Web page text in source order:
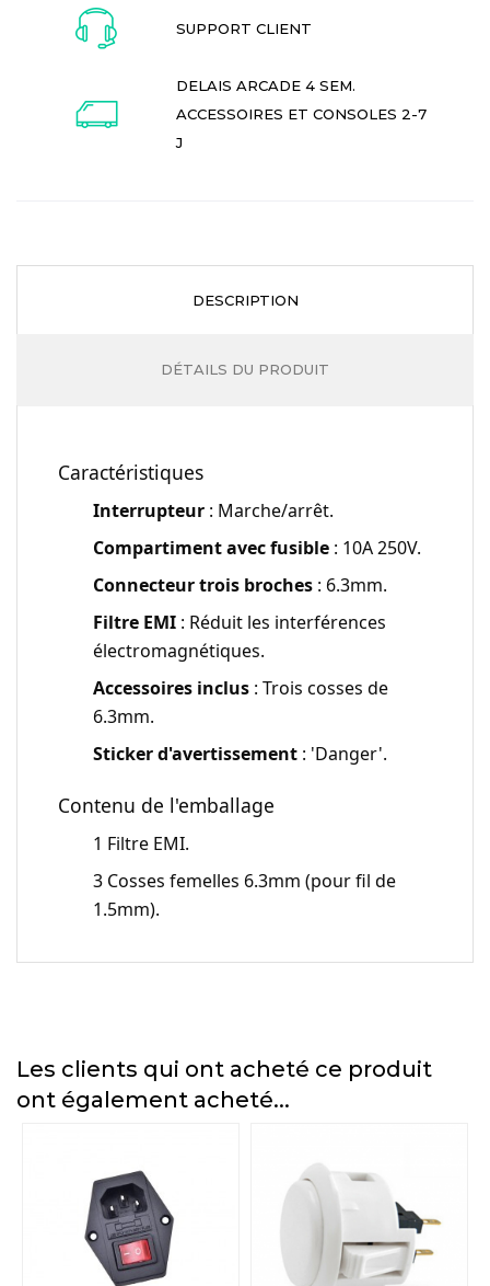
SUPPORT CLIENT
DELAIS ARCADE 4 SEM.
ACCESSOIRES ET CONSOLES 2-7
J
DESCRIPTION
DÉTAILS DU PRODUIT
Caractéristiques
Interrupteur : Marche/arrêt.
Compartiment avec fusible : 10A 250V.
Connecteur trois broches : 6.3mm.
Filtre EMI : Réduit les interférences
électromagnétiques.
Accessoires inclus : Trois cosses de
6.3mm.
Sticker d'avertissement : 'Danger'.
Contenu de l'emballage
1 Filtre EMI.
3 Cosses femelles 6.3mm (pour fil de
1.5mm).
Les clients qui ont acheté ce produit
ont également acheté...